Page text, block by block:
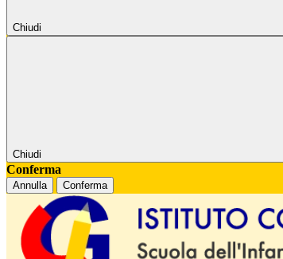
Chiudi
Chiudi
Conferma
Annulla Conferma